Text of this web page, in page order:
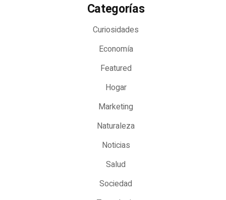
Categorías
Curiosidades
Economía
Featured
Hogar
Marketing
Naturaleza
Noticias
Salud
Sociedad